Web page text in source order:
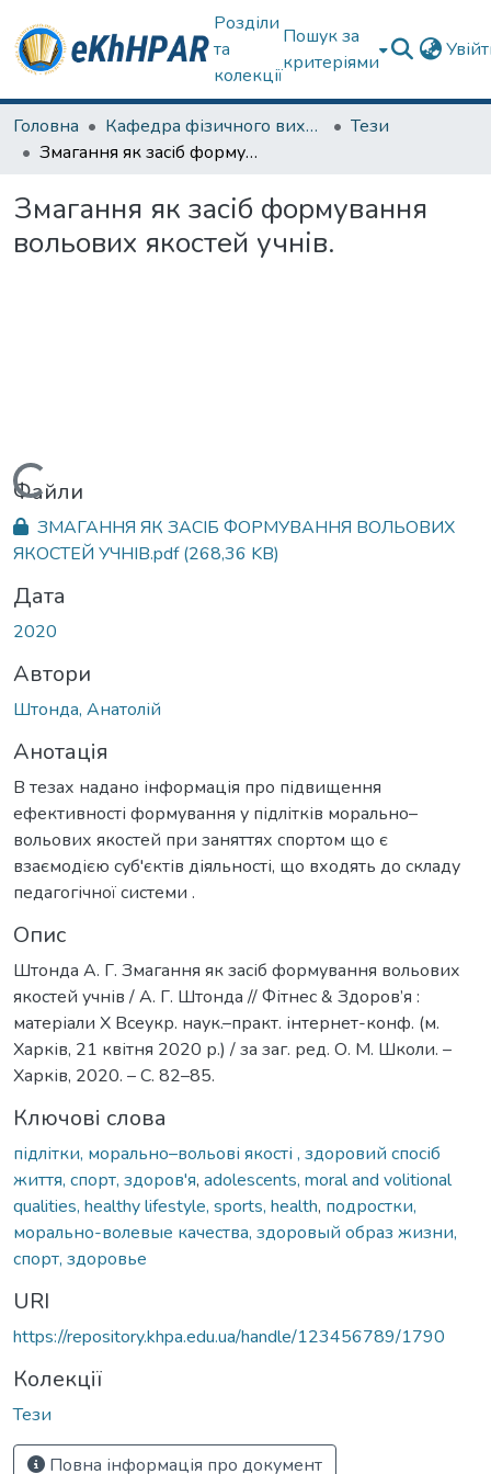
Розділи
та
колекції
Пошук за
критеріями
Головна Кафедра фізичного виховання та спортивного вдосконалення
Тези
Змагання як засіб формування вольових якостей учнів.
Змагання як засіб формування
вольових якостей учнів.
Вантажиться...
Файли
ЗМАГАННЯ ЯК ЗАСІБ ФОРМУВАННЯ ВОЛЬОВИХ
ЯКОСТЕЙ УЧНІВ.pdf(268,36 KB)
Дата
2020
Автори
Штонда, Анатолій
Анотація
В тезах надано інформація про підвищення
ефективності формування у підлітків морально–
вольових якостей при заняттях спортом що є
взаємодією суб'єктів діяльності, що входять до складу
педагогічної системи .
Опис
Штонда А. Г. Змагання як засіб формування вольових
якостей учнів / А. Г. Штонда // Фітнес & Здоров’я :
матеріали Х Всеукр. наук.–практ. інтернет-конф. (м.
Харків, 21 квітня 2020 р.) / за заг. ред. О. М. Школи. –
Харків, 2020. – С. 82–85.
Ключові слова
підлітки, морально–вольові якості , здоровий спосіб
життя, спорт, здоров'я, adolescents, moral and volitional
qualities, healthy lifestyle, sports, health, подростки,
морально-волевые качества, здоровый образ жизни,
спорт, здоровье
URI
https://repository.khpa.edu.ua/handle/123456789/1790
Колекції
Тези
Повна інформація про документ